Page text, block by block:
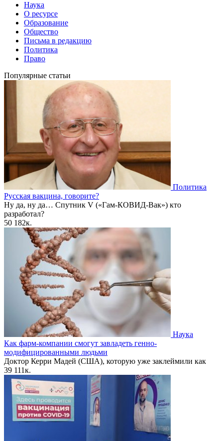
Наука
О ресурсе
Образование
Общество
Письма в редакцию
Политика
Право
Популярные статьи
Политика
Русская вакцина, говорите?
Ну да, ну да… Спутник V («Гам-КОВИД-Вак») кто
разработал?
50 182к.
Наука
Как фарм-компании смогут завладеть генно-
модифицированными людьми
Доктор Керри Мадей (США), которую уже заклеймили как
39 111к.